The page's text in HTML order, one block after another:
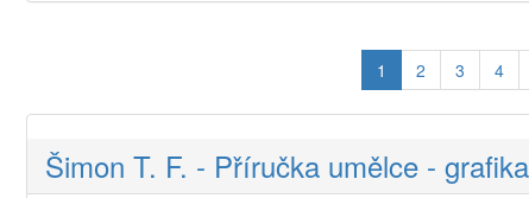
1 2 3 4
Šimon T. F. - Příručka umělce - grafika